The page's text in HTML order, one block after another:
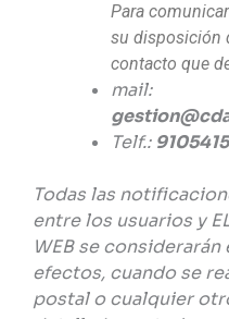
Para
su disposición
contacto que
mail:
Telf.:
Todas las
entre los usuarios y
WEB se
efectos, cuando se
postal o cualquier